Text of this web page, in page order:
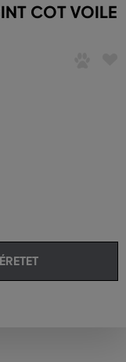
COT VOILE